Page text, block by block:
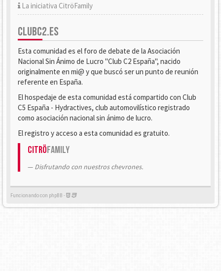
La iniciativa CitröFamily
CLUBC2.ES
Esta comunidad es el foro de debate de la Asociación
Nacional Sin Ánimo de Lucro "Club C2 España", nacido
originalmente en mi@ y que buscó ser un punto de reunión
referente en España.
El hospedaje de esta comunidad está compartido con Club
C5 España - Hydractives, club automovilístico registrado
como asociación nacional sin ánimo de lucro.
El registro y acceso a esta comunidad es gratuito.
CitröFamily
Disfrutando con nuestros chevrones.
Funcionando con phpBB -